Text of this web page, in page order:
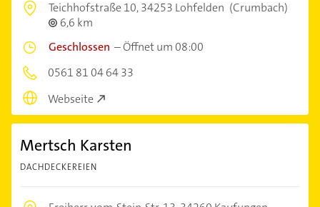
Teichhofstraße 10,34253 Lohfelden (Crumbach)
6,6 km
Geschlossen –Öffnet um 08:00
0561 81 04 64 33
Webseite
Mertsch Karsten
DACHDECKEREIEN